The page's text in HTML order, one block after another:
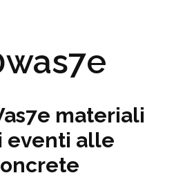
materiali
eventi alle